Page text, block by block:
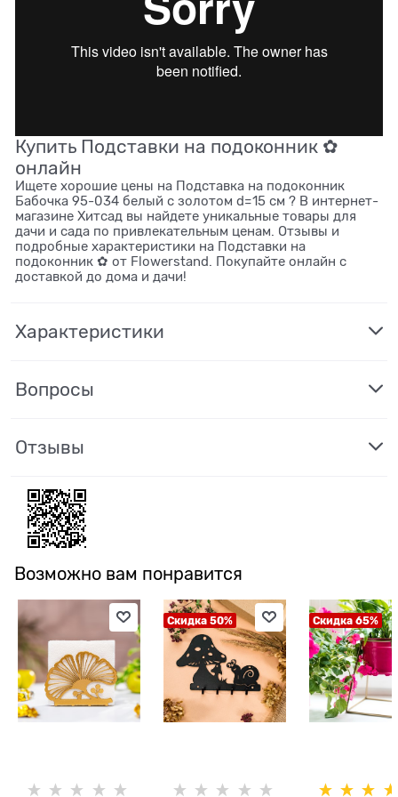
Купить Подставки на подоконник ✿
онлайн
Ищете хорошие цены на Подставка на подоконник
Бабочка 95-034 белый с золотом d=15 см ? В интернет-
магазине Хитсад вы найдете уникальные товары для
дачи и сада по привлекательным ценам. Отзывы и
подробные характеристики на Подставки на
подоконник ✿ от Flowerstand. Покупайте онлайн с
доставкой до дома и дачи!
Характеристики
Вопросы
Отзывы
Возможно вам понравится
Скидка 50% Скидка 65%